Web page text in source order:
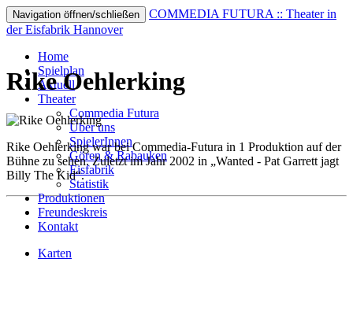
Navigation öffnen/schließen
COMMEDIA FUTURA :: Theater in
der Eisfabrik Hannover
Home
Spielplan
Aktuell
Theater
Commedia Futura
Über uns
SpielerInnen
Gören & Rabauken
Eisfabrik
Statistik
Produktionen
Freundeskreis
Kontakt
Karten
Rike Oehlerking
Rike Oehlerking war bei Commedia-Futura in 1 Produktion auf der
Bühne zu sehen. Zuletzt im Jahr 2002 in „Wanted - Pat Garrett jagt
Billy The Kid“.